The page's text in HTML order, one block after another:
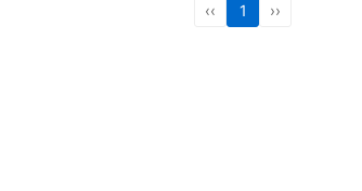
‹‹ 1 ››